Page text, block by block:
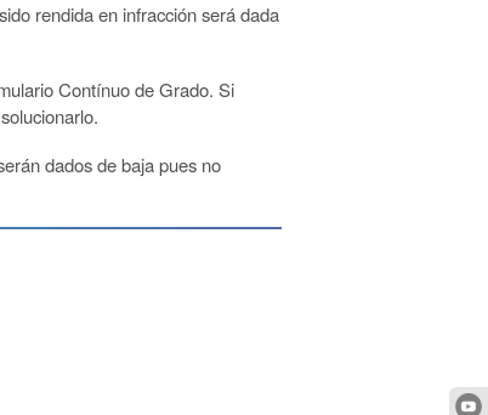
rendida en infracción será dada
Contínuo de Grado. Si
dados de baja pues no